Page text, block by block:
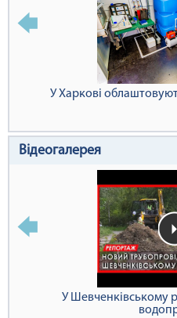
У Харкові
Відеогалерея
У Шевченківському